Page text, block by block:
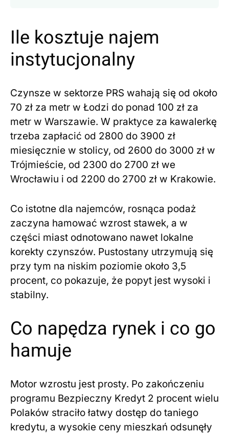
Ile kosztuje najem
instytucjonalny
Czynsze w sektorze PRS wahają się od około
70 zł za metr w Łodzi do ponad 100 zł za
metr w Warszawie. W praktyce za kawalerkę
trzeba zapłacić od 2800 do 3900 zł
miesięcznie w stolicy, od 2600 do 3000 zł w
Trójmieście, od 2300 do 2700 zł we
Wrocławiu i od 2200 do 2700 zł w Krakowie.
Co istotne dla najemców, rosnąca podaż
zaczyna hamować wzrost stawek, a w
części miast odnotowano nawet lokalne
korekty czynszów. Pustostany utrzymują się
przy tym na niskim poziomie około 3,5
procent, co pokazuje, że popyt jest wysoki i
stabilny.
Co napędza rynek i co go
hamuje
Motor wzrostu jest prosty. Po zakończeniu
programu Bezpieczny Kredyt 2 procent wielu
Polaków straciło łatwy dostęp do taniego
kredytu, a wysokie ceny mieszkań odsunęły